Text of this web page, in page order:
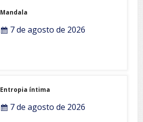
Mandala
7 de agosto de 2026
Entropia íntima
7 de agosto de 2026